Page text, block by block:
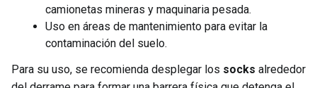
camionetas mineras y maquinaria pesada.
Uso en áreas de mantenimiento para evitar la
contaminación del suelo.
Para su uso, se recomienda desplegar los socks alrededor